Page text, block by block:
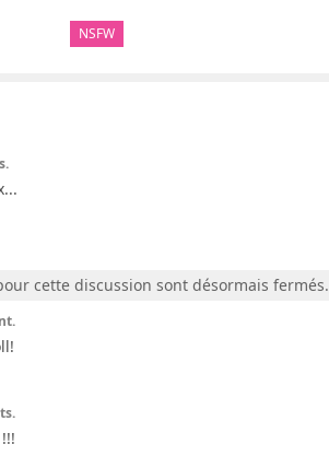
NSFW
cette discussion sont désormais fermés.